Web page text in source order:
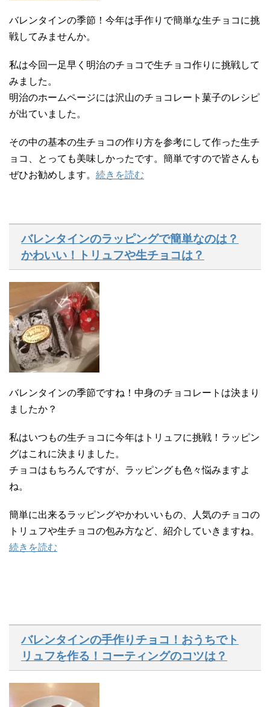
バレンタインの季節！今年は手作りで簡単な生チョコに挑
戦してみませんか。
私は今回一足早く明治のチョコで生チョコ作りに挑戦して
みました。
明治のホームページには沢山のチョコレート菓子のレシピ
が出ていました。
その中の基本の生チョコの作り方を参考にして作った生チ
ョコ、とっても美味しかったです。簡単ですので皆さんも
ぜひお勧めします。 続きを読む
バレンタインのラッピングで簡単なのは？
かわいい！トリュフや生チョコは？
バレンタインの季節ですね！中身のチョコレートは決まり
ましたか？
私はいつもの生チョコに今年はトリュフに挑戦！ラッピン
グはこれに決まりました。
チョコはもちろんですが、ラッピングも色々悩みますよ
ね。
簡単に出来るラッピングやかわいいもの、人気のチョコの
トリュフや生チョコの包み方など、紹介していきますね。
続きを読む
バレンタインの手作りチョコ！おうちでト
リュフを作る！コーティングのコツは？